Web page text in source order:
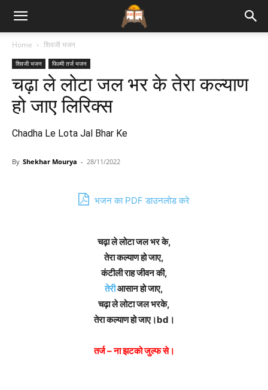
Bhajan
Lyrics
Home शिवजी भजन
शिवजी भजन फिल्मी तर्ज भजन
चढ़ा ले लोटा जल भर के तेरा कल्याण
हो जाए लिरिक्स
Chadha Le Lota Jal Bhar Ke
By Shekhar Mourya - 28/11/2022
भजन का PDF डाउनलोड करे
चढ़ा ले लोटा जल भर के,
तेरा कल्याण हो जाए,
कंटीली राह जीवन की,
तेरीआसान हो जाए,
चढ़ा ले लोटा जल भरके,
तेरा कल्याण हो जाए।bd।
तर्ज – ना झटको जुल्फ से।